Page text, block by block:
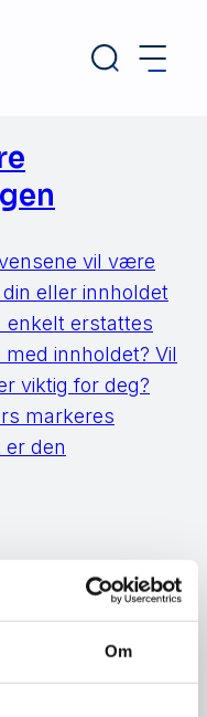
Om
vil være
eller innholdet
enkelt erstattes
innholdet? Vil
viktig for deg?
markeres
er den